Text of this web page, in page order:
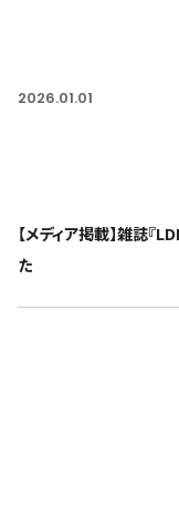
2026.01.01
【メディア掲載】雑誌『
た